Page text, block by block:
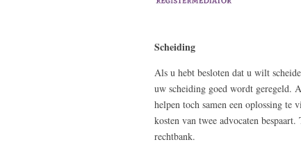
Scheiding
Als u hebt besloten dat u wilt
uw scheiding goed wordt geregeld.
helpen toch samen een oplossing te
kosten van twee advocaten
rechtbank.